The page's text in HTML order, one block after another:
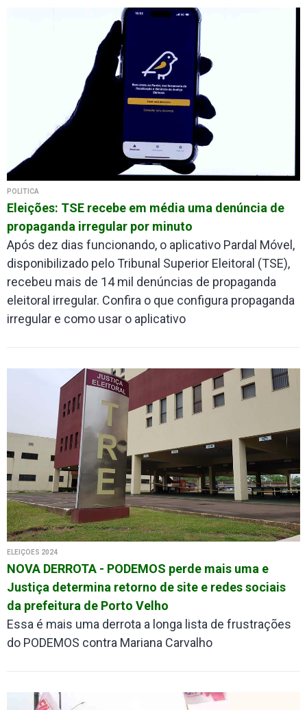
POLÍTICA
Eleições: TSE recebe em média uma denúncia de
propaganda irregular por minuto
Após dez dias funcionando, o aplicativo Pardal Móvel,
disponibilizado pelo Tribunal Superior Eleitoral (TSE),
recebeu mais de 14 mil denúncias de propaganda
eleitoral irregular. Confira o que configura propaganda
irregular e como usar o aplicativo
ELEIÇÕES 2024
NOVA DERROTA - PODEMOS perde mais uma e
Justiça determina retorno de site e redes sociais
da prefeitura de Porto Velho
Essa é mais uma derrota a longa lista de frustrações
do PODEMOS contra Mariana Carvalho